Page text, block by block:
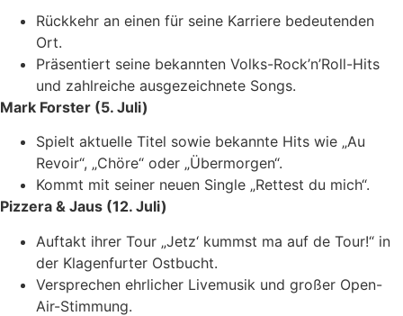
Rückkehr an einen für seine Karriere bedeutenden
Ort.
Präsentiert seine bekannten Volks-Rock’n’Roll-Hits
und zahlreiche ausgezeichnete Songs.
Mark Forster (5. Juli)
Spielt aktuelle Titel sowie bekannte Hits wie „Au
Revoir“, „Chöre“ oder „Übermorgen“.
Kommt mit seiner neuen Single „Rettest du mich“.
Pizzera & Jaus (12. Juli)
Auftakt ihrer Tour „Jetz‘ kummst ma auf de Tour!“ in
der Klagenfurter Ostbucht.
Versprechen ehrlicher Livemusik und großer Open-
Air-Stimmung.